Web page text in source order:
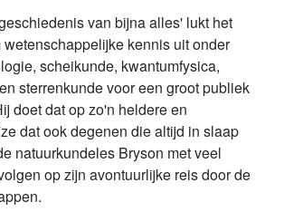
van bijna alles' lukt het
kennis uit onder
scheikunde, kwantumfysica,
sterrenkunde voor een groot publiek
doet dat op zo'n heldere en
dat ook degenen die altijd in slaap
natuurkundeles Bryson met veel
op zijn avontuurlijke reis door de